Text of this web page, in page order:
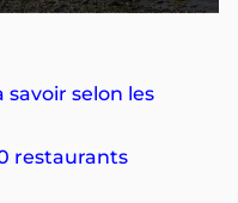
savoir selon les
restaurants